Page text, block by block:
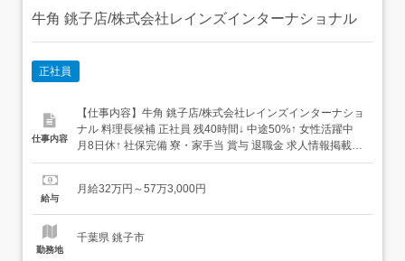
牛角 銚子店/株式会社レインズインターナショナル
正社員
仕事内容
【仕事内容】牛角 銚子店/株式会社レインズインターナショ
ナル 料理長候補 正社員 残40時間↓ 中途50%↑ 女性活躍中
月8日休↑ 社保完備 寮・家⼿当 賞与 退職金 求人情報掲載期
間:2026/07/16～2026/08/20 求人情報 店舗の特徴 上場企業
1 交 通 JR成田線「松岸...
給与
月給32万円～57万3,000円
勤務地
千葉県 銚子市